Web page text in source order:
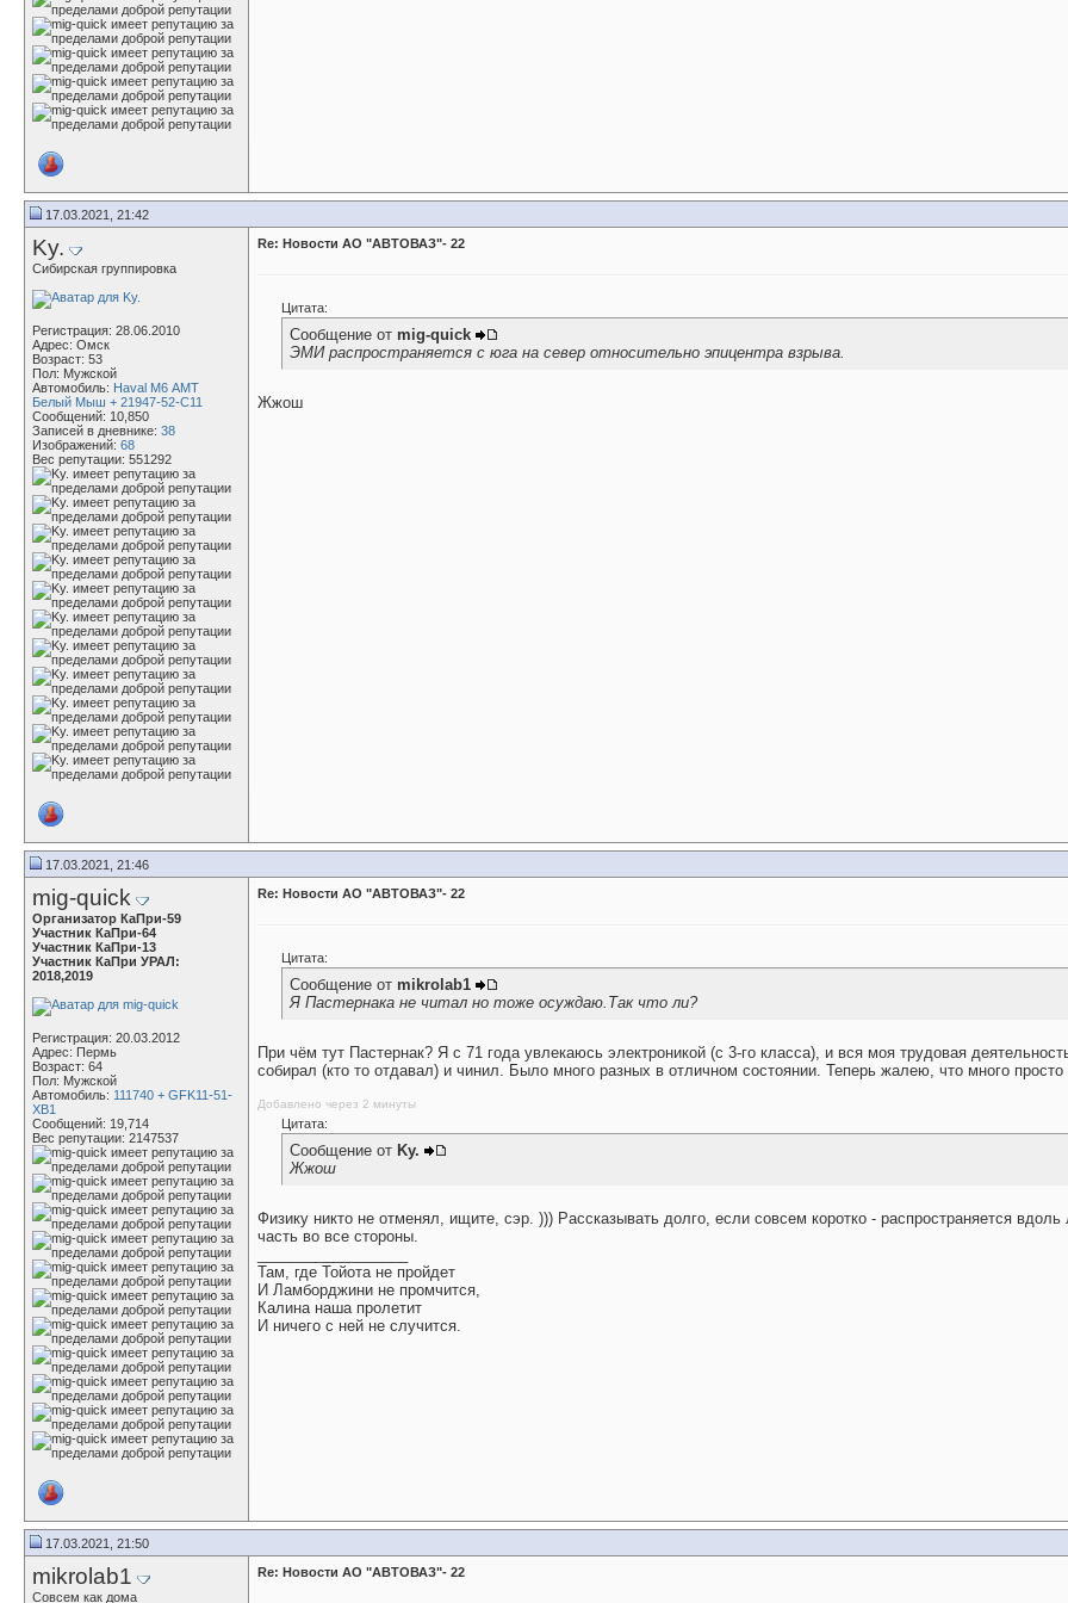
17.03.2021, 21:42
Ky.
Сибирская группировка
Регистрация: 28.06.2010
Адрес: Омск
Возраст: 53
Пол: Мужской
Автомобиль: Haval M6 АМТ
Белый Мыш + 21947-52-С11
Сообщений: 10,850
Записей в дневнике: 38
Изображений: 68
Вес репутации: 551292
Re: Новости АО "АВТОВАЗ"- 22
Цитата:
Сообщение от mig-quick
ЭМИ распространяется с юга на север относительно эпицентра взрыва.
Жжош
17.03.2021, 21:46
mig-quick
Организатор КаПри-59
Участник КаПри-64
Участник КаПри-13
Участник КаПри УРАЛ:
2018,2019
Регистрация: 20.03.2012
Адрес: Пермь
Возраст: 64
Пол: Мужской
Автомобиль: 111740 + GFK11-51-
XB1
Сообщений: 19,714
Вес репутации: 2147537
Re: Новости АО "АВТОВАЗ"- 22
Цитата:
Сообщение от mikrolab1
Я Пастернака не читал но тоже осуждаю.Так что ли?
При чём тут Пастернак? Я с 71 года увлекаюсь электроникой (с 3-го класса), и вся моя трудовая
собирал (кто то отдавал) и чинил. Было много разных в отличном состоянии. Теперь жалею, что много
Добавлено через 2 минуты
Цитата:
Сообщение от Ky.
Жжош
Физику никто не отменял, ищите, сэр. ))) Рассказывать долго, если совсем коротко - распространяется
часть во все стороны.
Там, где Тойота не пройдет
И Ламборджини не промчится,
Калина наша пролетит
И ничего с ней не случится.
17.03.2021, 21:50
mikrolab1
Совсем как дома
Re: Новости АО "АВТОВАЗ"- 22